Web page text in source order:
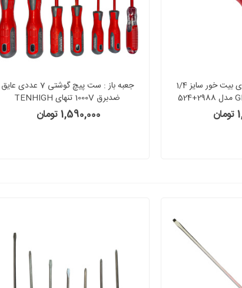
پیچ گوشتی جغجغه ای بیت خور سایز 1/4
جعبه باز : ست پیچ گوشتی 7 عددی عایق
ضدبرق 1000V تنهای TENHIGH
1,590,000 تومان